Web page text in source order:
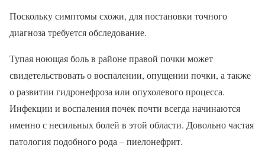
Поскольку симптомы схожи, для постановки точного
диагноза требуется обследование.
Тупая ноющая боль в районе правой почки может
свидетельствовать о воспалении, опущении почки, а также
о развитии гидронефроза или опухолевого процесса.
Инфекции и воспаления почек почти всегда начинаются
именно с несильных болей в этой области. Довольно частая
патология подобного рода – пиелонефрит.